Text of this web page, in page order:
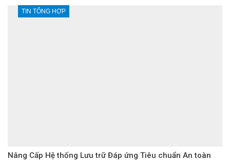
TIN TỔNG HỢP
Nâng Cấp Hệ thống Lưu trữ Đáp ứng Tiêu chuẩn An toàn